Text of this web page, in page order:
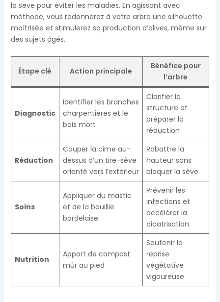
la sève pour éviter les maladies. En agissant avec
méthode, vous redonnerez à votre arbre une silhouette
maîtrisée et stimulerez sa production d’olives, même sur
des sujets âgés.
Étape clé Action principale
Bénéfice pour
l’arbre
Diagnostic
Identifier les branches
charpentières et le
bois mort
Clarifier la
structure et
préparer la
réduction
Réduction
Couper la cime au-
dessus d’un tire-sève
orienté vers l’extérieur
Rabattre la
hauteur sans
bloquer la sève
Soins
Appliquer du mastic
et de la bouillie
bordelaise
Prévenir les
infections et
accélérer la
cicatrisation
Nutrition
Apport de compost
mûr au pied
Soutenir la
reprise
végétative
vigoureuse